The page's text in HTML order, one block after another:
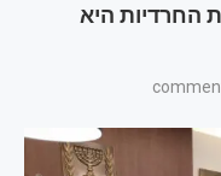
החרדיות היא